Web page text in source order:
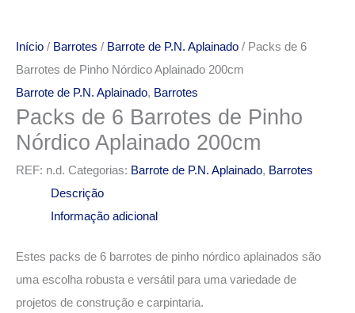
Início / Barrotes / Barrote de P.N. Aplainado / Packs de 6
Barrotes de Pinho Nórdico Aplainado 200cm
Barrote de P.N. Aplainado, Barrotes
Packs de 6 Barrotes de Pinho
Nórdico Aplainado 200cm
REF: n.d. Categorias: Barrote de P.N. Aplainado, Barrotes
Descrição
Informação adicional
Estes packs de 6 barrotes de pinho nórdico aplainados são
uma escolha robusta e versátil para uma variedade de
projetos de construção e carpintaria.